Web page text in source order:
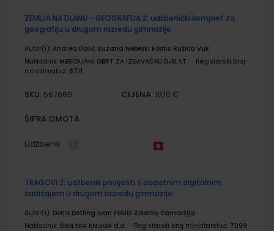
ZEMLJA NA DLANU - GEOGRAFIJA 2; udžbenički komplet za
geografiju u drugom razredu gimnazije
Autor(i): Andrea Dalić Suzana Nebeski Hostić Ružica Vuk
Nakladnik: MERIDIJANI OBRT ZA IZDAVAČKU DJELAT.
Registarski broj
ministarstva: 6711
SKU: 567680 CIJENA: 19,10 €
ŠIFRA OMOTA:
Udžbenik
TRAGOVI 2; udžbenik povijesti s dodatnim digitalnim
sadržajem u drugom razredu gimnazije
Autor(i): Denis Detling Ivan Peklić Zdenko Samaržija
Nakladnik: ŠKOLSKA KNJIGA d.d. Registarski broj ministarstva: 7099